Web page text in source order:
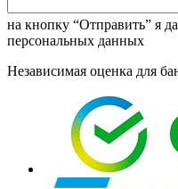
на кнопку “Отправить” я
персональных данных
Независимая оценка для